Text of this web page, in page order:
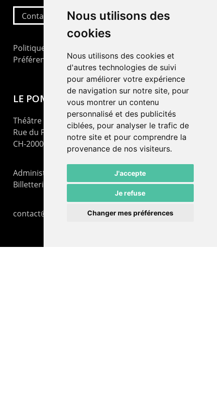
Nous utilisons des
cookies
Nous utilisons des cookies et
d'autres technologies de suivi
pour améliorer votre expérience
de navigation sur notre site, pour
vous montrer un contenu
personnalisé et des publicités
ciblées, pour analyser le trafic de
notre site et pour comprendre la
provenance de nos visiteurs.
J'accepte
Je refuse
Changer mes préférences
Contactez-nous
Politique de confidentialité
Préférences cookies
LE POMMIER
Théâtre – Centre Culturel Neuchâtelois
Rue du Pommier 9
CH-2000 Neuchâtel
Administration : +41 32 725 03 03
Billetterie : +41 32 725 05 05
contact@lepommier.ch